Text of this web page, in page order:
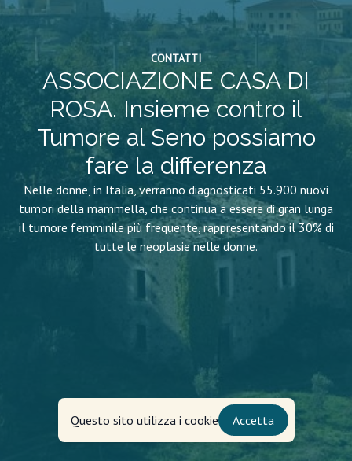
CONTATTI
ASSOCIAZIONE CASA DI
ROSA. Insieme contro il
Tumore al Seno possiamo
fare la differenza
Nelle donne, in Italia, verranno diagnosticati 55.900 nuovi
tumori della mammella, che continua a essere di gran lunga
il tumore femminile più frequente, rappresentando il 30% di
tutte le neoplasie nelle donne.
Questo sito utilizza i cookie Accetta